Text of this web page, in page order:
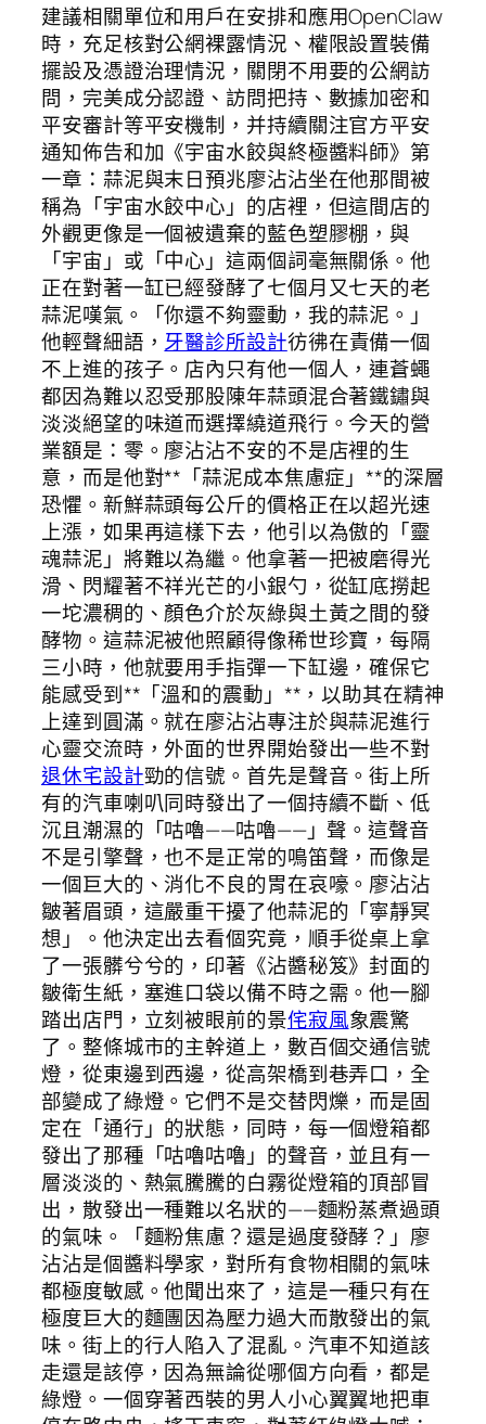
建議相關單位和用戶在安排和應用OpenClaw
時，充足核對公網裸露情況、權限設置裝備
擺設及憑證治理情況，關閉不用要的公網訪
問，完美成分認證、訪問把持、數據加密和
平安審計等平安機制，并持續關注官方平安
通知佈告和加《宇宙水餃與終極醬料師》第
一章：蒜泥與末日預兆廖沾沾坐在他那間被
稱為「宇宙水餃中心」的店裡，但這間店的
外觀更像是一個被遺棄的藍色塑膠棚，與
「宇宙」或「中心」這兩個詞毫無關係。他
正在對著一缸已經發酵了七個月又七天的老
蒜泥嘆氣。「你還不夠靈動，我的蒜泥。」
他輕聲細語， 牙醫診所設計彷彿在責備一個
不上進的孩子。店內只有他一個人，連蒼蠅
都因為難以忍受那股陳年蒜頭混合著鐵鏽與
淡淡絕望的味道而選擇繞道飛行。今天的營
業額是：零。廖沾沾不安的不是店裡的生
意，而是他對**「蒜泥成本焦慮症」**的深層
恐懼。新鮮蒜頭每公斤的價格正在以超光速
上漲，如果再這樣下去，他引以為傲的「靈
魂蒜泥」將難以為繼。他拿著一把被磨得光
滑、閃耀著不祥光芒的小銀勺，從缸底撈起
一坨濃稠的、顏色介於灰綠與土黃之間的發
酵物。這蒜泥被他照顧得像稀世珍寶，每隔
三小時，他就要用手指彈一下缸邊，確保它
能感受到**「溫和的震動」**，以助其在精神
上達到圓滿。就在廖沾沾專注於與蒜泥進行
心靈交流時，外面的世界開始發出一些不對
退休宅設計勁的信號。首先是聲音。街上所
有的汽車喇叭同時發出了一個持續不斷、低
沉且潮濕的「咕嚕——咕嚕——」聲。這聲音
不是引擎聲，也不是正常的鳴笛聲，而像是
一個巨大的、消化不良的胃在哀嚎。廖沾沾
皺著眉頭，這嚴重干擾了他蒜泥的「寧靜冥
想」。他決定出去看個究竟，順手從桌上拿
了一張髒兮兮的，印著《沾醬秘笈》封面的
皺衛生紙，塞進口袋以備不時之需。他一腳
踏出店門，立刻被眼前的景侘寂風象震驚
了。整條城市的主幹道上，數百個交通信號
燈，從東邊到西邊，從高架橋到巷弄口，全
部變成了綠燈。它們不是交替閃爍，而是固
定在「通行」的狀態，同時，每一個燈箱都
發出了那種「咕嚕咕嚕」的聲音，並且有一
層淡淡的、熱氣騰騰的白霧從燈箱的頂部冒
出，散發出一種難以名狀的——麵粉蒸煮過頭
的氣味。「麵粉焦慮？還是過度發酵？」廖
沾沾是個醬料學家，對所有食物相關的氣味
都極度敏感。他聞出來了，這是一種只有在
極度巨大的麵團因為壓力過大而散發出的氣
味。街上的行人陷入了混亂。汽車不知道該
走還是該停，因為無論從哪個方向看，都是
綠燈。一個穿著西裝的男人小心翼翼地把車